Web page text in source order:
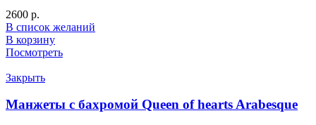
2600 р.
В список желаний
В корзину
Посмотреть
Закрыть
Манжеты с бахромой Queen of hearts Arabesque